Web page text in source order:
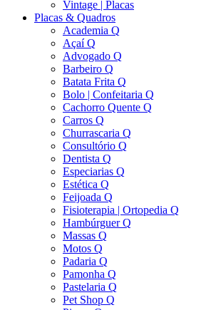
Vintage | Placas
Placas & Quadros
Academia Q
Açaí Q
Advogado Q
Barbeiro Q
Batata Frita Q
Bolo | Confeitaria Q
Cachorro Quente Q
Carros Q
Churrascaria Q
Consultório Q
Dentista Q
Especiarias Q
Estética Q
Feijoada Q
Fisioterapia | Ortopedia Q
Hambúrguer Q
Massas Q
Motos Q
Padaria Q
Pamonha Q
Pastelaria Q
Pet Shop Q